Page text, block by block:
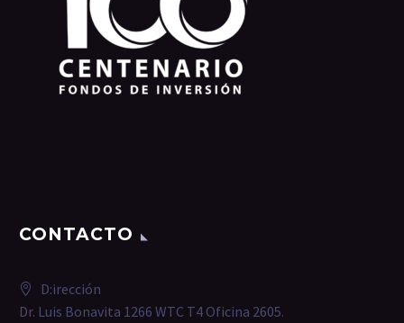
CONTACTO
D:irección
Dr. Luis Bonavita 1266 WTC T4 Oficina 2605.